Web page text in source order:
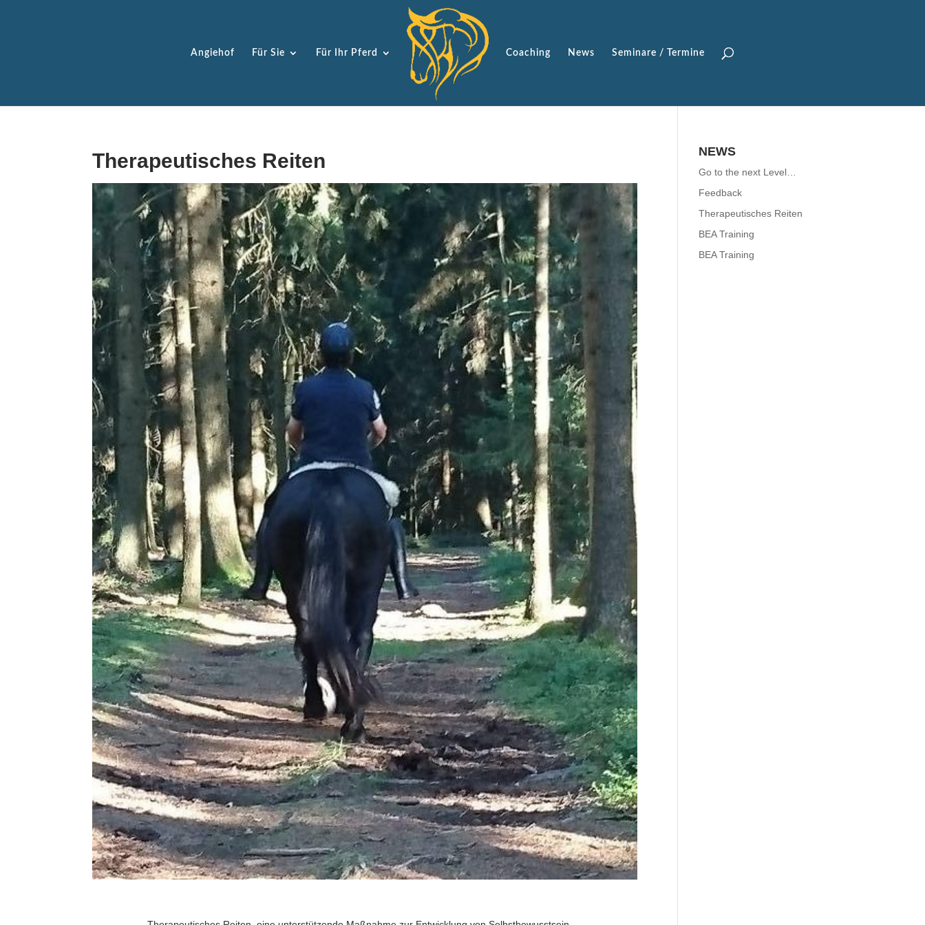
Angiehof Für Sie Für Ihr Pferd Coaching News Seminare / Termine
Therapeutisches Reiten NEWS
Go to the next Level…
Feedback
Therapeutisches Reiten
BEA Training
BEA Training